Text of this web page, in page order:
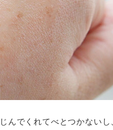
んでくれてべとつかない